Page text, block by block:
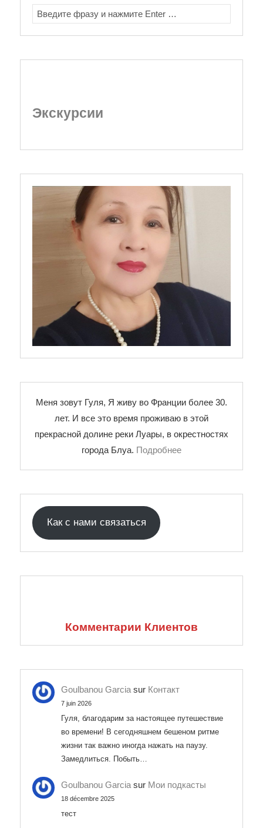
FOR:
Экскурсии
Меня зовут Гуля, Я живу во Франции более 30.
лет. И все это время проживаю в этой
прекрасной долине реки Луары, в окрестностях
города Блуа. Подробнее
Как с нами связаться
Комментарии Клиентов
Goulbanou Garcia sur Контакт
7 juin 2026
Гуля, благодарим за настоящее путешествие
во времени! В сегодняшнем бешеном ритме
жизни так важно иногда нажать на паузу.
Замедлиться. Побыть…
Goulbanou Garcia sur Мои подкасты
18 décembre 2025
тест